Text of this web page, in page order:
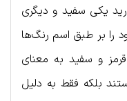
یکی سفید و دیگری
را بر طبق اسم رنگ‌ها
و سفید به معنای
بلکه فقط به دلیل